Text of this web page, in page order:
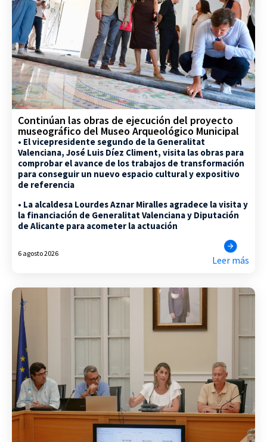
Continúan las obras de ejecución del proyecto
museográfico del Museo Arqueológico Municipal
• El vicepresidente segundo de la Generalitat
Valenciana, José Luis Díez Climent, visita las obras para
comprobar el avance de los trabajos de transformación
para conseguir un nuevo espacio cultural y expositivo
de referencia
• La alcaldesa Lourdes Aznar Miralles agradece la visita y
la financiación de Generalitat Valenciana y Diputación
de Alicante para acometer la actuación
6 agosto 2026
Leer más